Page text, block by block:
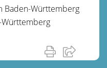
Baden-Württemberg